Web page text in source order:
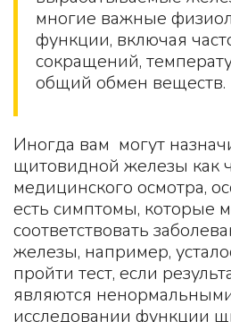
многие важные
функции, включая
сокращений,
общий обмен веществ.
Иногда вам могут
щитовидной железы как
медицинского осмотра,
есть симптомы, которые
соответствовать
железы, например,
пройти тест, если
являются
исследовании функции